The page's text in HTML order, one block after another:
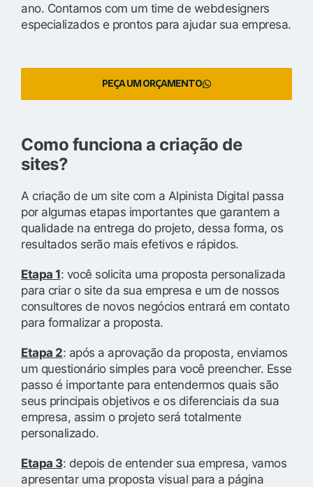
ano. Contamos com um time de webdesigners
especializados e prontos para ajudar sua empresa.
PEÇA UM ORÇAMENTO
Como funciona a criação de
sites?
A criação de um site com a Alpinista Digital passa
por algumas etapas importantes que garantem a
qualidade na entrega do projeto, dessa forma, os
resultados serão mais efetivos e rápidos.
Etapa 1: você solicita uma proposta personalizada
para criar o site da sua empresa e um de nossos
consultores de novos negócios entrará em contato
para formalizar a proposta.
Etapa 2: após a aprovação da proposta, enviamos
um questionário simples para você preencher. Esse
passo é importante para entendermos quais são
seus principais objetivos e os diferenciais da sua
empresa, assim o projeto será totalmente
personalizado.
Etapa 3: depois de entender sua empresa, vamos
apresentar uma proposta visual para a página